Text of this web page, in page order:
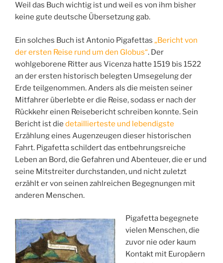
Weil das Buch wichtig ist und weil es von ihm bisher
keine gute deutsche Übersetzung gab.
Ein solches Buch ist Antonio Pigafettas „Bericht von
der ersten Reise rund um den Globus“. Der
wohlgeborene Ritter aus Vicenza hatte 1519 bis 1522
an der ersten historisch belegten Umsegelung der
Erde teilgenommen. Anders als die meisten seiner
Mitfahrer überlebte er die Reise, sodass er nach der
Rückkehr einen Reisebericht schreiben konnte. Sein
Bericht ist die detaillierteste und lebendigste
Erzählung eines Augenzeugen dieser historischen
Fahrt. Pigafetta schildert das entbehrungsreiche
Leben an Bord, die Gefahren und Abenteuer, die er und
seine Mitstreiter durchstanden, und nicht zuletzt
erzählt er von seinen zahlreichen Begegnungen mit
anderen Menschen.
Pigafetta begegnete
vielen Menschen, die
zuvor nie oder kaum
Kontakt mit Europäern